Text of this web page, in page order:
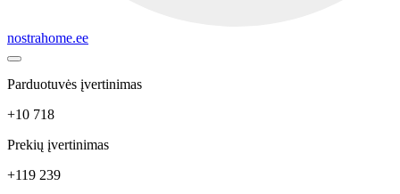
nostrahome.ee
Parduotuvės įvertinimas
+10 718
Prekių įvertinimas
+119 239